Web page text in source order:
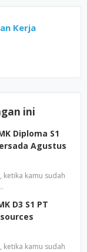
Kerja
ini
Diploma S1
Agustus
ketika kamu sudah
D3 S1 PT
ketika kamu sudah